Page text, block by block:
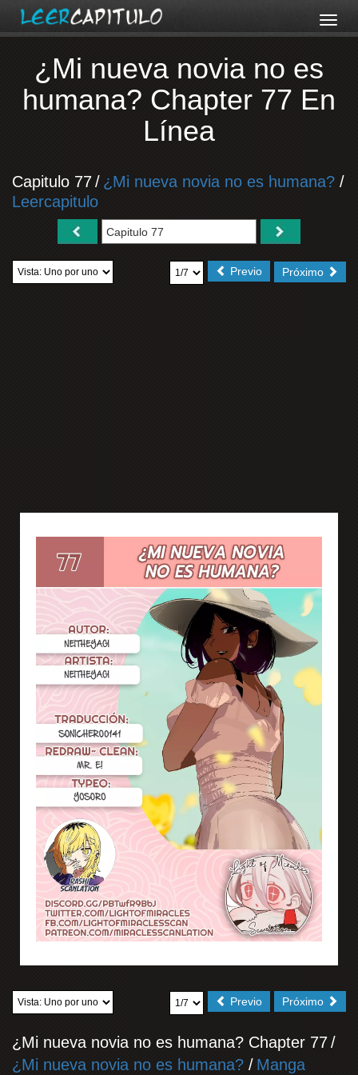
¿Mi nueva novia no es
humana? Chapter 77 En
Línea
Capitulo 77/ ¿Mi nueva novia no es humana? /
Leercapitulo
Próximo
Previo
Próximo
Previo
¿Mi nueva novia no es humana? Chapter 77/
¿Mi nueva novia no es humana? / Manga